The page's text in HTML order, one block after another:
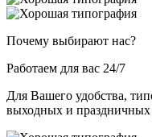
Почему выбирают нас?
Работаем для вас 24/7
Для Вашего удобства,
выходных и праздничных